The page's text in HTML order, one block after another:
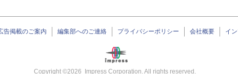
告掲載のご案内 編集部へのご連絡 プライバシーポリシー 会社概要 イ
Copyright ©2026 Impress Corporation. All rights reserved.